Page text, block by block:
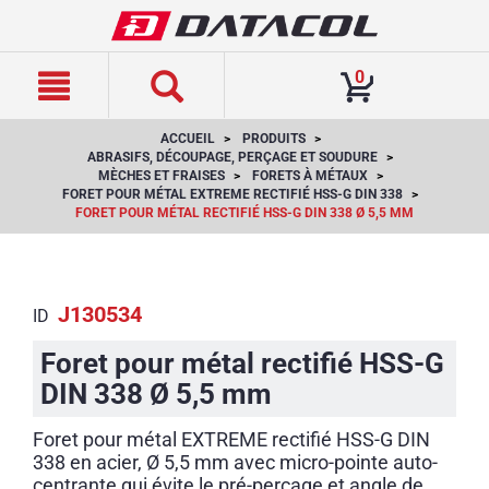
0
ACCUEIL
PRODUITS
ABRASIFS, DÉCOUPAGE, PERÇAGE ET SOUDURE
MÈCHES ET FRAISES
FORETS À MÉTAUX
FORET POUR MÉTAL EXTREME RECTIFIÉ HSS-G DIN 338
FORET POUR MÉTAL RECTIFIÉ HSS-G DIN 338 Ø 5,5 MM
ID J130534
Foret pour métal rectifié HSS-G
DIN 338 Ø 5,5 mm
Foret pour métal EXTREME rectifié HSS-G DIN
338 en acier, Ø 5,5 mm avec micro-pointe auto-